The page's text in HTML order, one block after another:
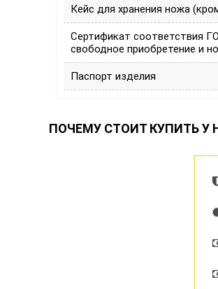
Кейс для хранения ножа
Сертификат соответствия
свободное приобретение и
Паспорт изделия
ПОЧЕМУ СТОИТ КУПИТЬ У